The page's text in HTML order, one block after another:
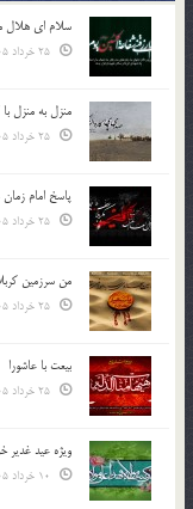
سلام ای هلال
منزل به منزل
پاسخ امام
من سرزمین
بیعت با عاشورا
ویژه عید غدیر